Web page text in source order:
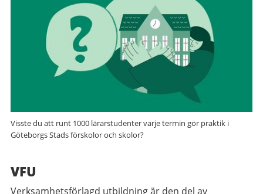
Visste du att runt 1000 lärarstudenter varje termin gör praktik i
Göteborgs Stads förskolor och skolor?
VFU
Verksamhetsförlagd utbildning är den del av